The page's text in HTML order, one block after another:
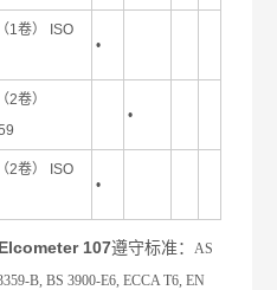
1卷）
ISO
•
2卷）
•
2卷）
ISO
•
107遵守标准： AS
B, BS 3900-E6, ECCA T6, EN